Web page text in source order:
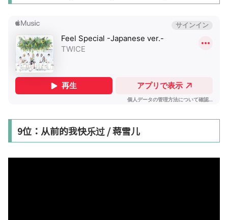
9位：从前的我快乐过 / 蒋雪儿